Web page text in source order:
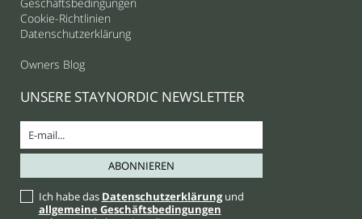
Cookie-Richtlinien
Datenschutzerklärung
Owners Blog
UNSERE STAYNORDIC NEWSLETTER
Ich habe das Datenschutzerklärungund
allgemeine Geschäftsbedingungen